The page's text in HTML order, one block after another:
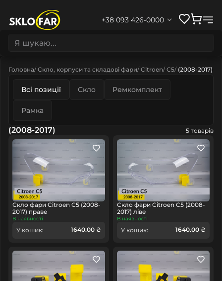
+38 093 426-0000
Головна Скло, корпуси та складові фари Citroen C5 (2008-2017)
Всі позиції Скло Ремкомплект
Рамка
(2008-2017) 5 товарів
Скло фари Citroen C5 (2008-
2017) праве
В наявності
У кошик: 1640.00 ₴
Скло фари Citroen C5 (2008-
2017) ліве
В наявності
У кошик: 1640.00 ₴